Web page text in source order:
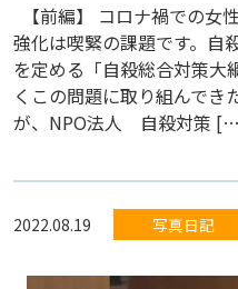
【前編】 コロナ禍での女
強化は喫緊の課題です。自
を定める「自殺総合対策大
くこの問題に取り組んでき
が、NPO法人 自殺対策
2022.08.19 写真日記